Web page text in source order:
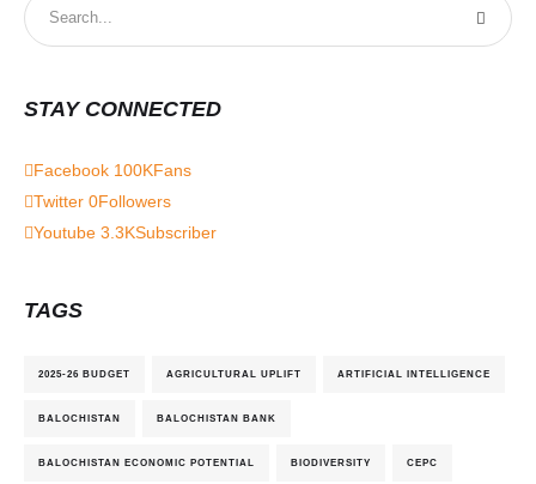
STAY CONNECTED
Facebook 100KFans
Twitter 0Followers
Youtube 3.3KSubscriber
TAGS
2025-26 BUDGET AGRICULTURAL UPLIFT ARTIFICIAL INTELLIGENCE
BALOCHISTAN BALOCHISTAN BANK
BALOCHISTAN ECONOMIC POTENTIAL BIODIVERSITY CEPC